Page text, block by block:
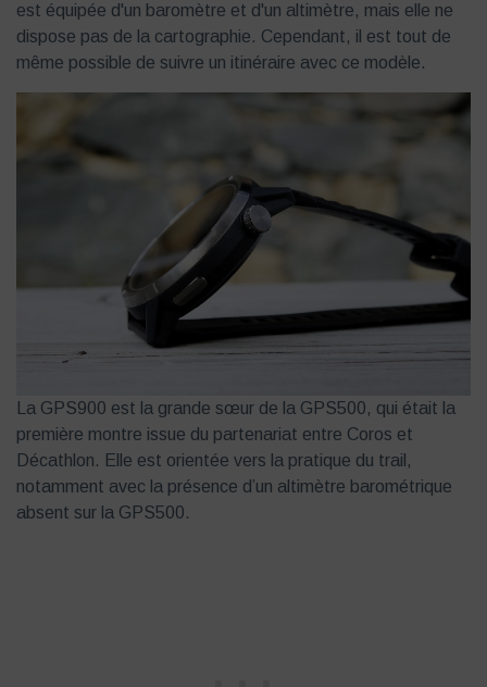
est équipée d'un baromètre et d'un altimètre, mais elle ne
dispose pas de la cartographie. Cependant, il est tout de
même possible de suivre un itinéraire avec ce modèle.
La GPS900 est la grande sœur de la GPS500, qui était la
première montre issue du partenariat entre Coros et
Décathlon. Elle est orientée vers la pratique du trail,
notamment avec la présence d’un altimètre barométrique
absent sur la GPS500.